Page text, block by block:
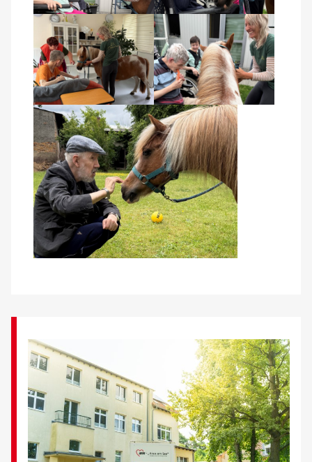
Suche
Kontakt
AWO BB Süd